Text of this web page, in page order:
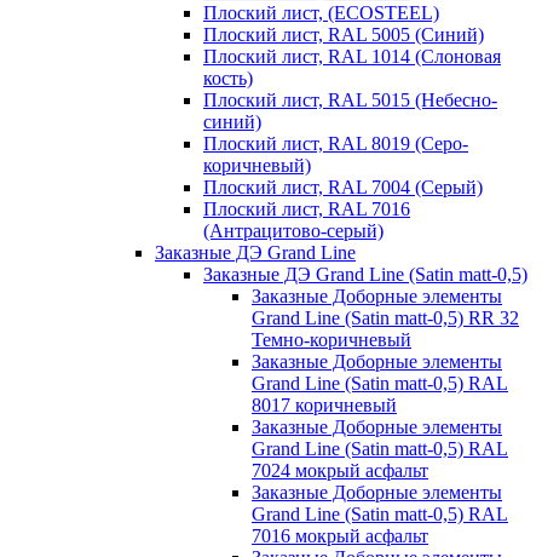
Плоский лист, (ECOSTEEL)
Плоский лист, RAL 5005 (Синий)
Плоский лист, RAL 1014 (Слоновая
кость)
Плоский лист, RAL 5015 (Небесно-
синий)
Плоский лист, RAL 8019 (Серо-
коричневый)
Плоский лист, RAL 7004 (Серый)
Плоский лист, RAL 7016
(Антрацитово-серый)
Заказные ДЭ Grand Line
Заказные ДЭ Grand Line (Satin matt-0,5)
Заказные Доборные элементы
Grand Line (Satin matt-0,5) RR 32
Темно-коричневый
Заказные Доборные элементы
Grand Line (Satin matt-0,5) RAL
8017 коричневый
Заказные Доборные элементы
Grand Line (Satin matt-0,5) RAL
7024 мокрый асфальт
Заказные Доборные элементы
Grand Line (Satin matt-0,5) RAL
7016 мокрый асфальт